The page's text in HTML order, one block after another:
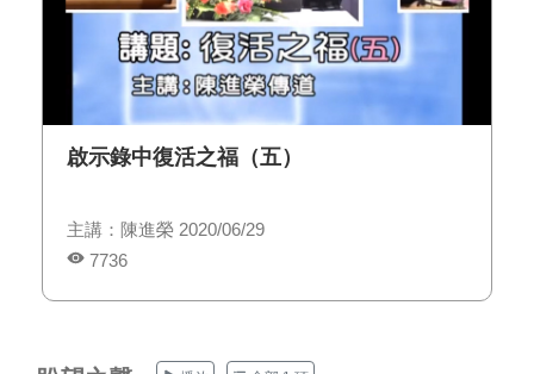
啟示錄中復活之福（五）
主講：陳進榮 2020/06/29
7736